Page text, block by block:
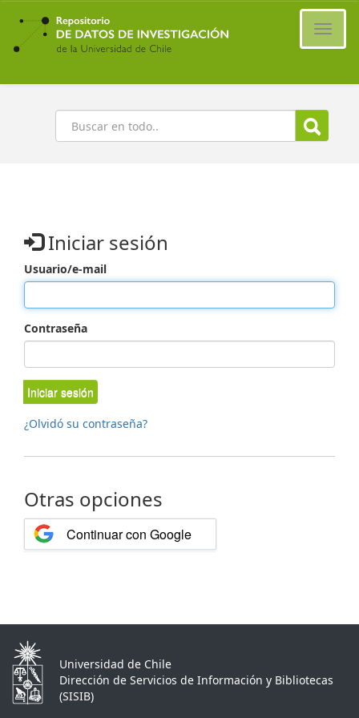
Ir
contenido
principal
Buscar
Iniciar sesión
Usuario/e-mail
Contraseña
Iniciar sesión
¿Olvidó su contraseña?
Otras opciones
Continuar con Google
Universidad de Chile
Dirección de Servicios de Información y Bibliotecas
(SISIB)